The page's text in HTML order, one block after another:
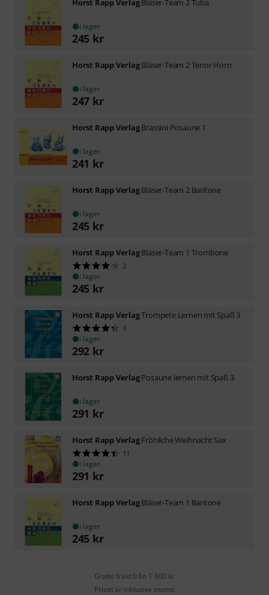
i lager
245 kr
Horst Rapp VerlagBläser-Team 2 Tenor Horn
i lager
247 kr
Horst Rapp VerlagBrassini Posaune 1
i lager
241 kr
Horst Rapp VerlagBläser-Team 2 Baritone
i lager
245 kr
Horst Rapp VerlagBläser-Team 1 Trombone
2
i lager
245 kr
Horst Rapp VerlagTrompete Lernen mit Spaß 3
3
i lager
292 kr
Horst Rapp VerlagPosaune lernen mit Spaß 3
i lager
291 kr
Horst Rapp VerlagFröhliche Weihnacht Sax
11
i lager
291 kr
Horst Rapp VerlagBläser-Team 1 Baritone
i lager
245 kr
Gratis frakt från 1 600 kr
Priset är inklusive moms